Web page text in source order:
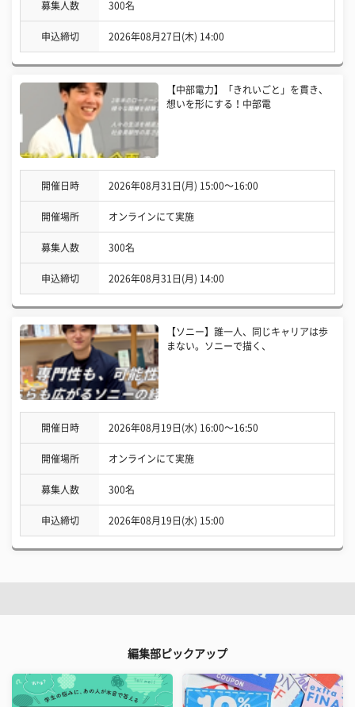
募集人数 300名
申込締切 2026年08月27日(木) 14:00
【中部電力】「きれいごと」を貫き、
想いを形にする！中部電
開催日時 2026年08月31日(月) 15:00〜16:00
開催場所 オンラインにて実施
募集人数 300名
申込締切 2026年08月31日(月) 14:00
【ソニー】誰一人、同じキャリアは歩
まない。ソニーで描く、
開催日時 2026年08月19日(水) 16:00〜16:50
開催場所 オンラインにて実施
募集人数 300名
申込締切 2026年08月19日(水) 15:00
編集部ピックアップ